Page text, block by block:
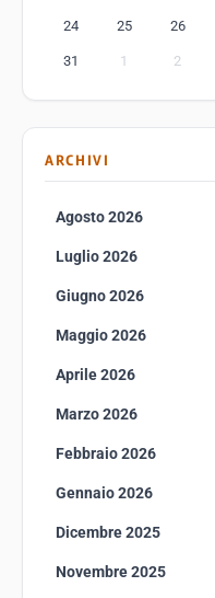
24 25 26
31 1 2
ARCHIVI
Agosto 2026
Luglio 2026
Giugno 2026
Maggio 2026
Aprile 2026
Marzo 2026
Febbraio 2026
Gennaio 2026
Dicembre 2025
Novembre 2025